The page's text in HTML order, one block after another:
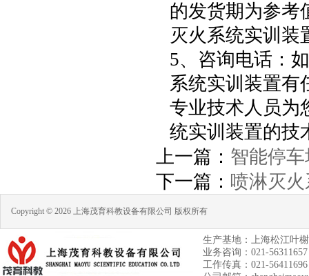
的发货期为参考
灭火系统实训装
5、咨询电话：
系统实训装置有
专业技术人员为
统实训装置的技
上一篇： 智能停
下一篇： 喷淋灭
Copyright © 2026 上海茂育科教设备有限公司 版权所有
生产基地：上海松江叶
业务咨询：021-56311657
工作传真：021-56411696